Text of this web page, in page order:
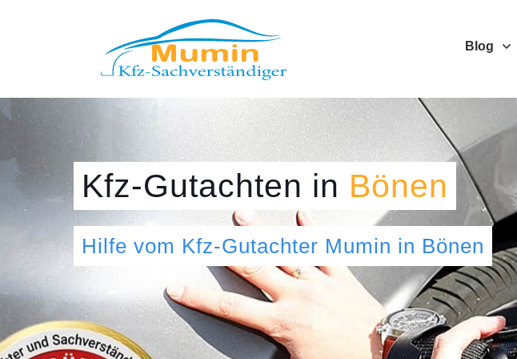
Blog
Kfz-Gutachten in Bönen
Hilfe vom Kfz-Gutachter Mumin in Bönen